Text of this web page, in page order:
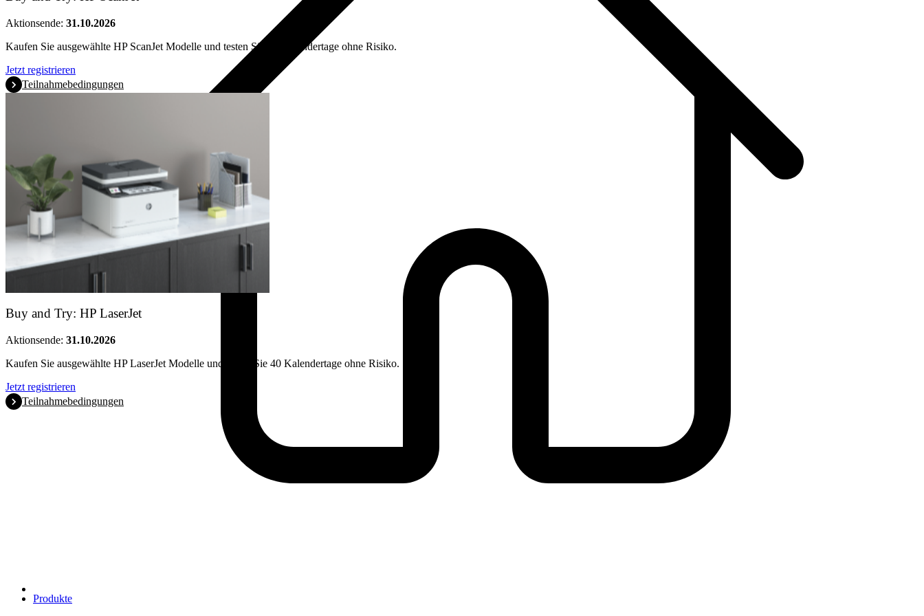
Produkte
Aktionsende: 31.10.2026
Kaufen Sie ausgewählte HP ScanJet Modelle und testen Sie 40 Kalendertage ohne Risiko.
Jetzt registrieren
Teilnahmebedingungen
Buy and Try: HP LaserJet
Aktionsende: 31.10.2026
Kaufen Sie ausgewählte HP LaserJet Modelle und testen Sie 40 Kalendertage ohne Risiko.
Jetzt registrieren
Teilnahmebedingungen